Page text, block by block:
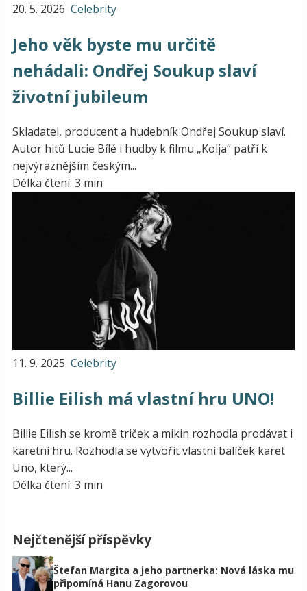
20. 5. 2026 Celebrity
Jeho věk byste mu určitě
nehádali: Ondřej Soukup slaví
životní jubileum
Skladatel, producent a hudebník Ondřej Soukup slaví.
Autor hitů Lucie Bílé i hudby k filmu „Kolja“ patří k
nejvýraznějším českým...
Délka čtení: 3 min
11. 9. 2025 Celebrity
Billie Eilish má vlastní hru UNO!
Billie Eilish se kromě triček a mikin rozhodla prodávat i
karetní hru. Rozhodla se vytvořit vlastní balíček karet
Uno, který...
Délka čtení: 3 min
Nejčtenější příspěvky
Štefan Margita a jeho partnerka: Nová láska mu
připomíná Hanu Zagorovou